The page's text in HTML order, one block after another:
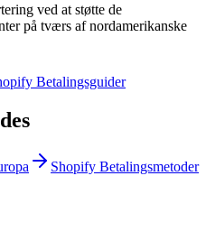
ved at støtte de
på tværs af nordamerikanske
Betalingsguider
Shopify Betalingsmetoder